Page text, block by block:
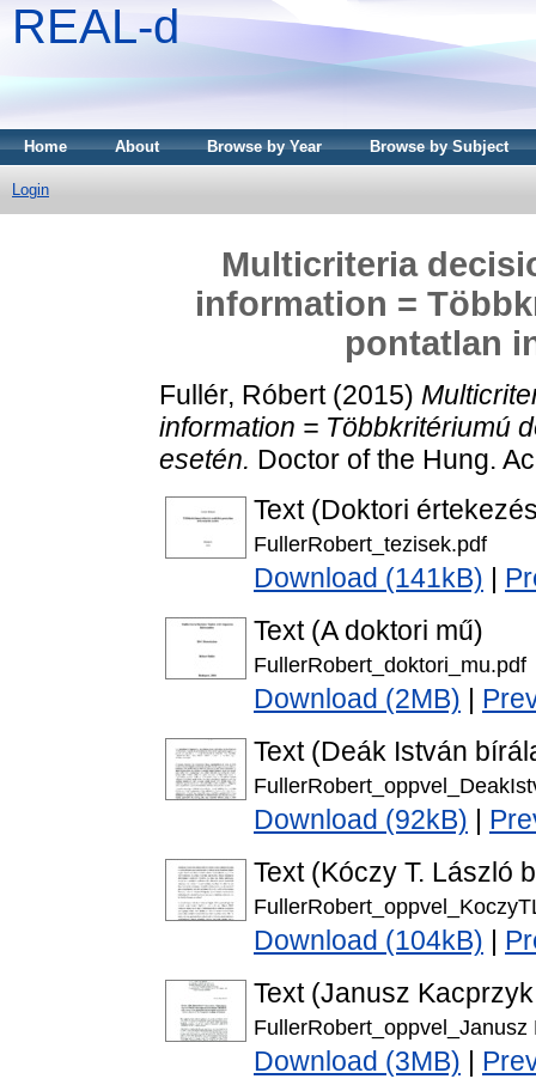
REAL-d
Home About Browse by Year Browse by Subject
Login
Multicriteria
information =
pontatlan
Fullér, Róbert(2015)
information = Többkritériumú
esetén. Doctor of the Hung.
Text (Doktori
FullerRobert_tezisek.pdf
Download (141kB)
Text (A doktori mű)
FullerRobert_doktori_mu.pdf
Download (2MB)
Text (Deák István
Download (92kB)
Text (Kóczy T. László
Download (104kB)
Text (Janusz
FullerRobert_oppvel_Janusz
Download (3MB)